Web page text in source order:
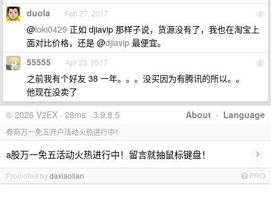
5
duola Feb 27, 2017
@loki0429 正如 djiavip 那样子说，货源没有了，我也在淘宝上
面对比价格，还是 @djiavip 最便宜。
6
55555 Apr 23, 2017
之前我有个好友 38 一年。。。没买因为有腾讯的所以。。
他现在没卖了
About · Language
© 2026 V2EX · 28ms · 3.9.8.5
券商万一免五开户活动火热进行中！
a股万一免五活动火热进行中！留言就抽鼠标键盘！ ›
Promoted bydaxiaolian PRO